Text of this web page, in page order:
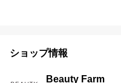
ショップ情報
Beauty Farm